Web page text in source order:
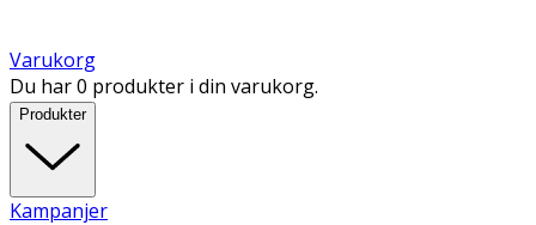
Varukorg
Du har 0 produkter i din varukorg.
Produkter
Kampanjer